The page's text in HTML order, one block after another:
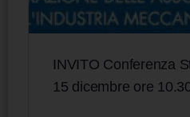
INVITO Conferenza
15 dicembre ore